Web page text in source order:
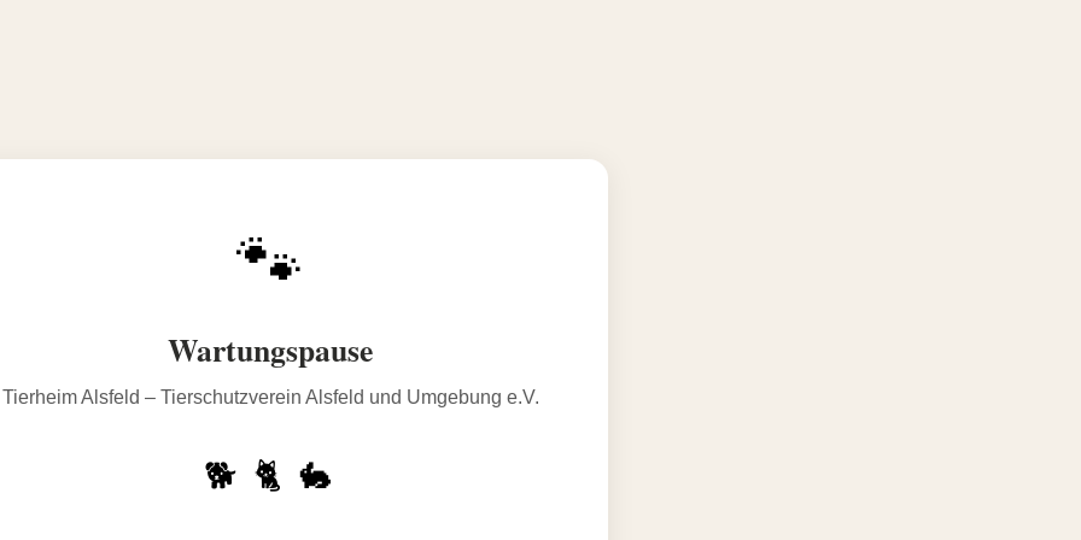
🐾
Wartungspause
Tierheim Alsfeld – Tierschutzverein Alsfeld und Umgebung e.V.
🐕 🐈 🐇